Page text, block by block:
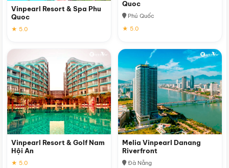
Vinpearl Resort & Spa Phu
Quoc
★ 5.0
Quoc
Phú Quốc
★ 5.0
Vinpearl Resort & Golf Nam
Hội An
★ 5.0
Melia Vinpearl Danang
Riverfront
Đà Nẵng